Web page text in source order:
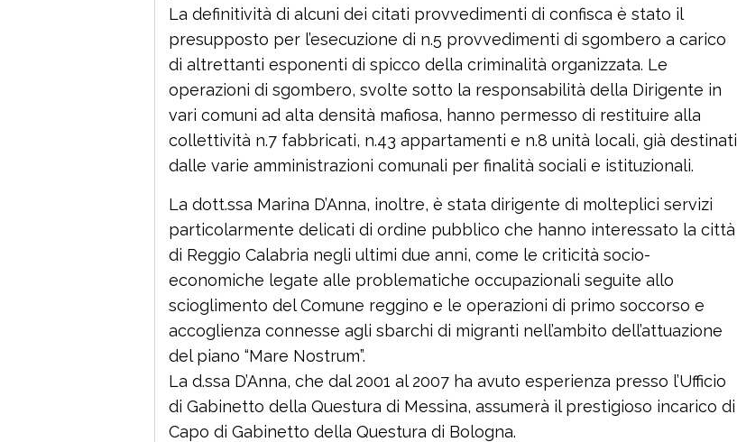
La definitività di alcuni dei citati provvedimenti di confisca è stato il
presupposto per l’esecuzione di n.5 provvedimenti di sgombero a carico
di altrettanti esponenti di spicco della criminalità organizzata. Le
operazioni di sgombero, svolte sotto la responsabilità della Dirigente in
vari comuni ad alta densità mafiosa, hanno permesso di restituire alla
collettività n.7 fabbricati, n.43 appartamenti e n.8 unità locali, già destinati
dalle varie amministrazioni comunali per finalità sociali e istituzionali.
La dott.ssa Marina D’Anna, inoltre, è stata dirigente di molteplici servizi
particolarmente delicati di ordine pubblico che hanno interessato la città
di Reggio Calabria negli ultimi due anni, come le criticità socio-
economiche legate alle problematiche occupazionali seguite allo
scioglimento del Comune reggino e le operazioni di primo soccorso e
accoglienza connesse agli sbarchi di migranti nell’ambito dell’attuazione
del piano “Mare Nostrum”.
La d.ssa D’Anna, che dal 2001 al 2007 ha avuto esperienza presso l’Ufficio
di Gabinetto della Questura di Messina, assumerà il prestigioso incarico di
Capo di Gabinetto della Questura di Bologna.